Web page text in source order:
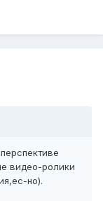
видео-ролики
но).